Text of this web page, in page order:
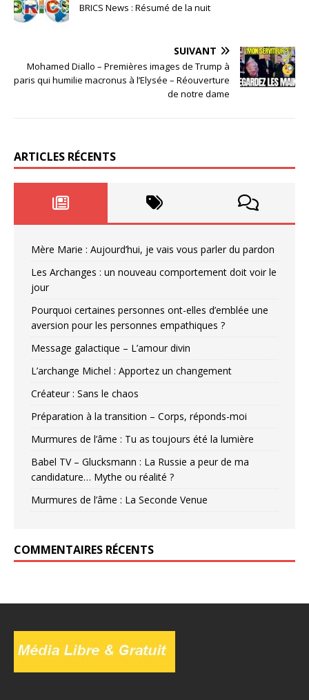
BRICS News : Résumé de la nuit
SUIVANT
Mohamed Diallo – Premières images de Trump à
paris qui humilie macronus à l’Elysée – Réouverture
de notre dame
ARTICLES RÉCENTS
Mère Marie : Aujourd’hui, je vais vous parler du pardon
Les Archanges : un nouveau comportement doit voir le
jour
Pourquoi certaines personnes ont-elles d’emblée une
aversion pour les personnes empathiques ?
Message galactique – L’amour divin
L’archange Michel : Apportez un changement
Créateur : Sans le chaos
Préparation à la transition – Corps, réponds-moi
Murmures de l’âme : Tu as toujours été la lumière
Babel TV – Glucksmann : La Russie a peur de ma
candidature… Mythe ou réalité ?
Murmures de l’âme : La Seconde Venue
COMMENTAIRES RÉCENTS